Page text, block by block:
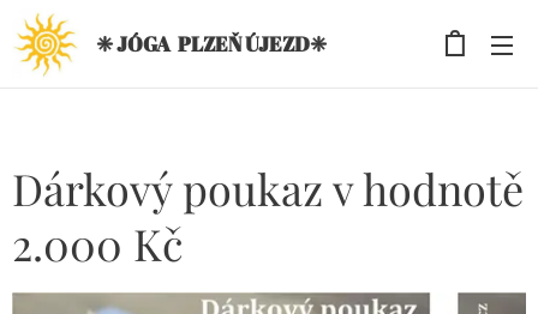
❈ JÓGA PLZEŇ ÚJEZD❈
Dárkový poukaz v hodnotě
2.000 Kč